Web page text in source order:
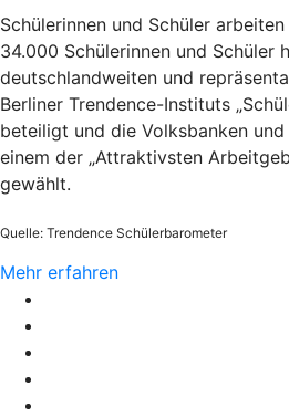
Schülerinnen und Schüler
34.000 Schülerinnen und Schüler
deutschlandweiten und
Berliner Trendence-Instituts
beteiligt und die Volksbanken
einem der „Attraktivsten
gewählt.
Quelle: Trendence Schülerbarometer
Mehr erfahren